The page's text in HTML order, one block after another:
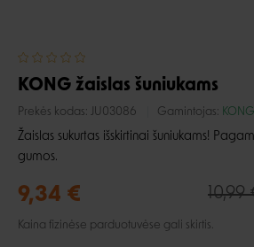
KONG žaislas šuniukams
Prekės kodas: JU03086 Gamintojas: KONG
Žaislas sukurtas išskirtinai šuniukams!
gumos.
9,34 € 10,99
Kaina fizinėse parduotuvėse gali skirtis.